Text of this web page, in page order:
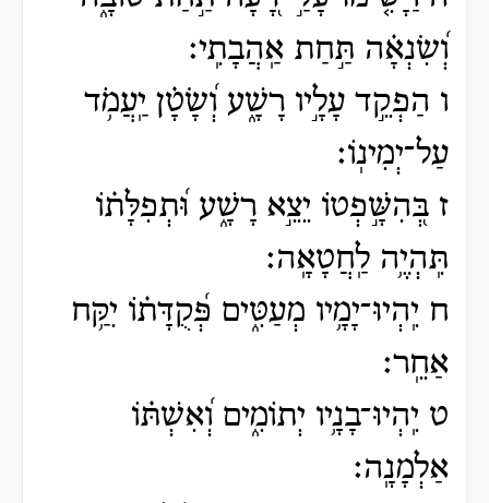
וְ֝שִׂנְאָ֗ה תַּ֣חַת אַֽהֲבָתִֽי׃
ו הַפְקֵ֣ד עָלָ֣יו רָשָׁ֑ע וְ֝שָׂטָ֗ן יַֽעֲמֹ֥ד
עַל־יְמִינֽוֹ׃
ז בְּ֭הִשָּׁ֣פְטוֹ יֵצֵ֣א רָשָׁ֑ע וּ֝תְפִלָּת֗וֹ
תִּֽהְיֶ֥ה לַֽחֲטָאָֽה׃
ח יִֽהְיוּ־יָמָ֥יו מְעַטִּ֑ים פְּ֝קֻדָּת֗וֹ יִקַּ֥ח
אַחֵֽר׃
ט יִֽהְיוּ־בָנָ֥יו יְתוֹמִ֑ים וְ֝אִשְׁתּ֗וֹ
אַלְמָנָֽה׃